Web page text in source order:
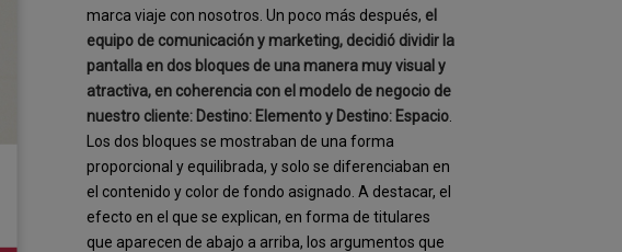
marca viaje con nosotros. Un poco más después, el
equipo de comunicación y marketing, decidió dividir la
pantalla en dos bloques de una manera muy visual y
atractiva, en coherencia con el modelo de negocio de
nuestro cliente: Destino: Elemento y Destino: Espacio
Los dos bloques se mostraban de una forma
proporcional y equilibrada, y solo se diferenciaban en
el contenido y color de fondo asignado. A destacar, el
efecto en el que se explican, en forma de titulares
que aparecen de abajo a arriba, los argumentos que